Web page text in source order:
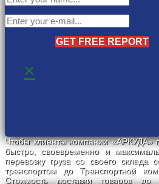
GET FREE REPORT
×
Чтобы клиенты компании «АРКУДА»
быстро, своевременно и
перевозку груза со своего склада
транспортом до Транспортной
Стоимость доставки товаров до